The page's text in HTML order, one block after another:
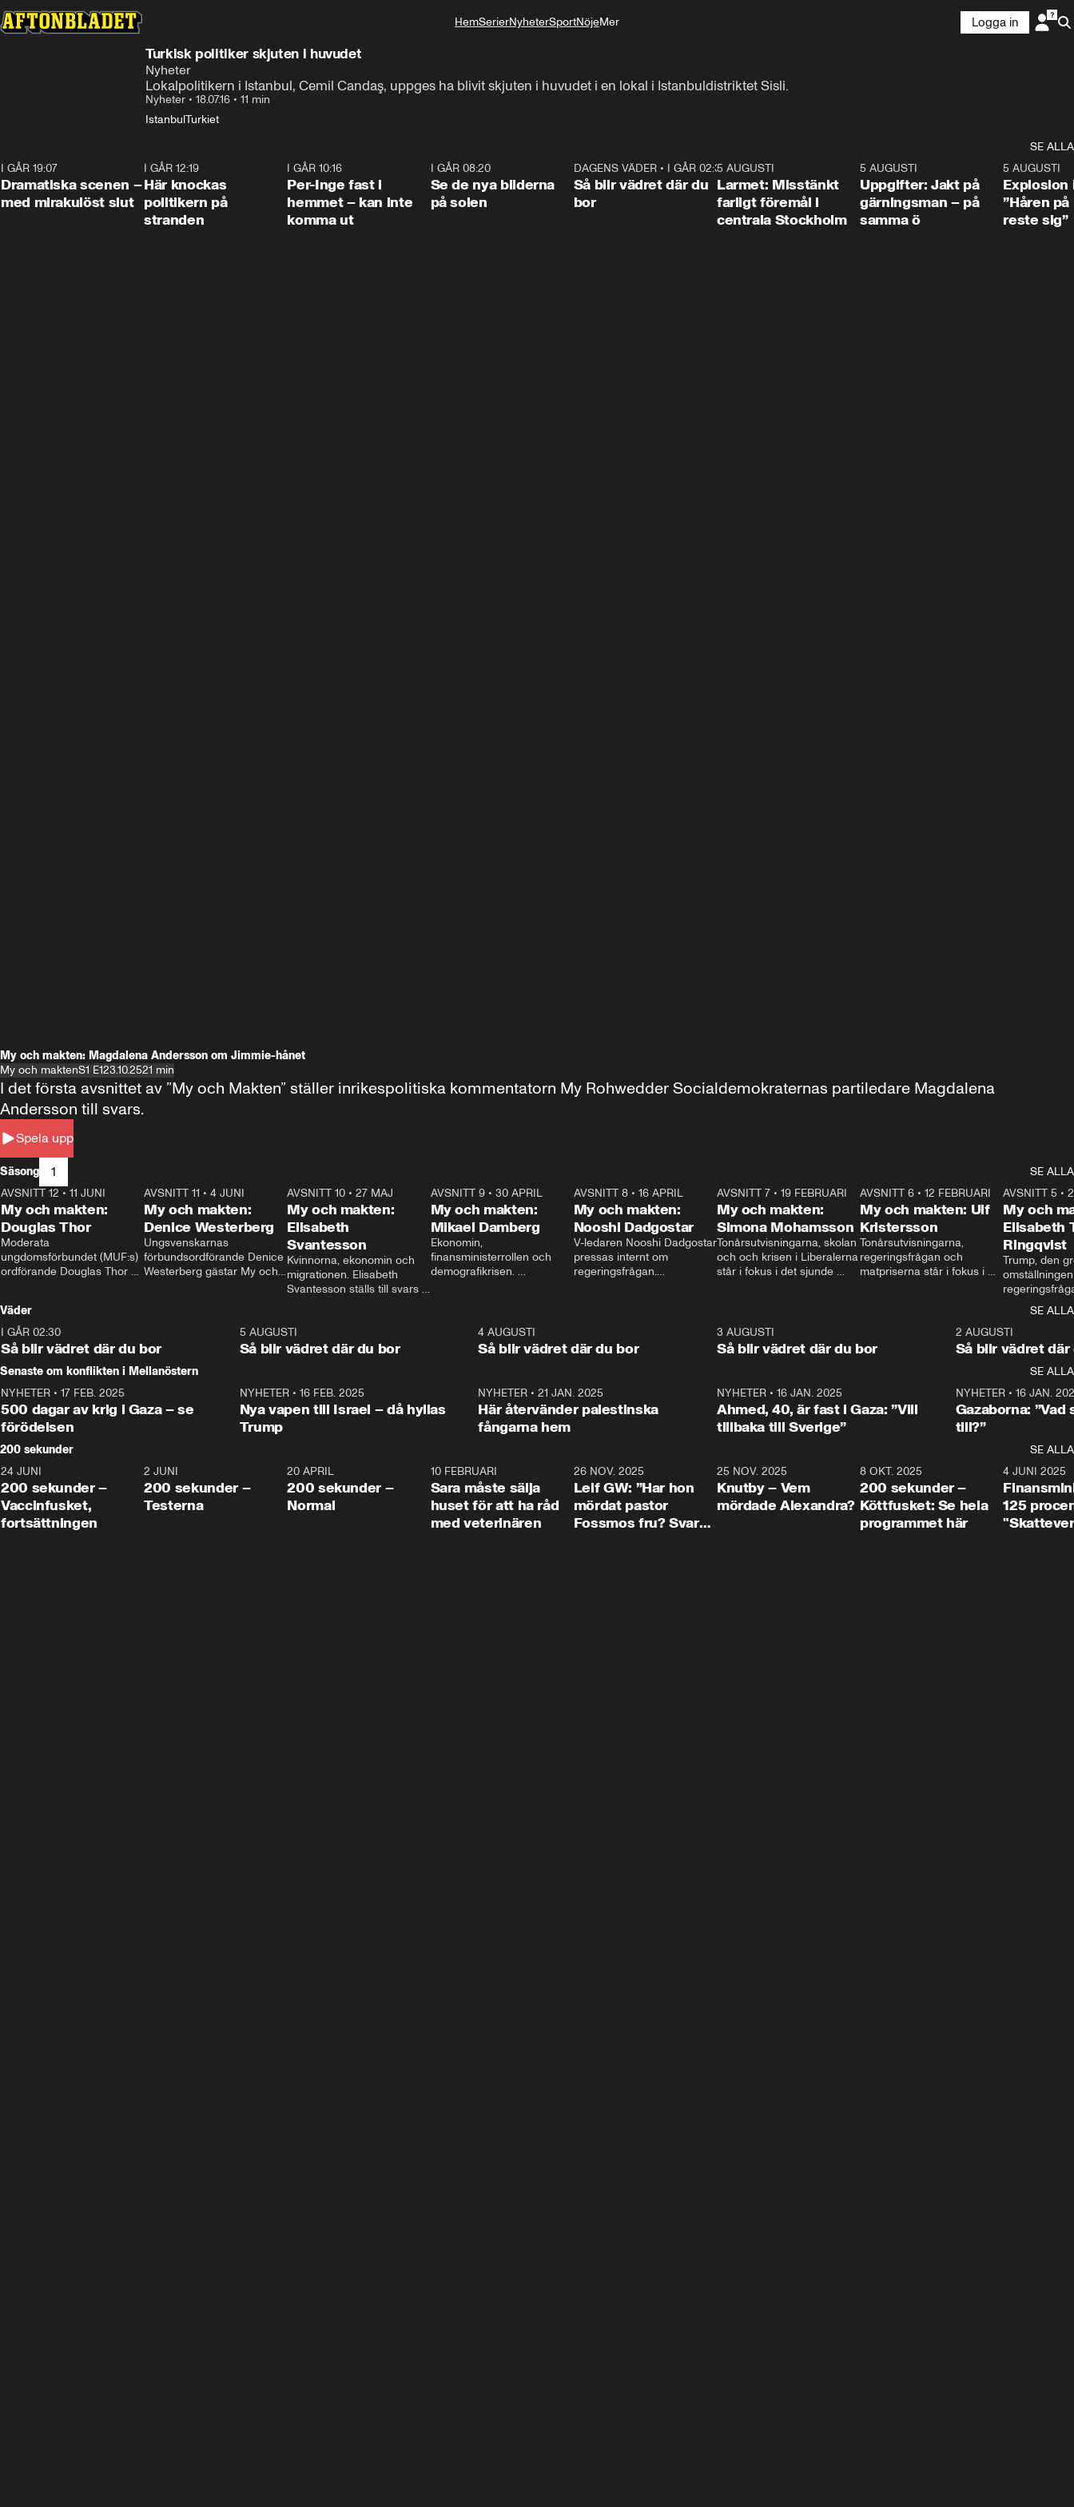
HemSerierNyheterSportNöjeMer
Logga in
Turkisk politiker skjuten i huvudet
Nyheter
Lokalpolitikern i Istanbul, Cemil Candaş, uppges ha blivit skjuten i huvudet i en lokal i Istanbuldistriktet Sisli.
Nyheter • 18.07.16 • 11 min
IstanbulTurkiet
SE ALLA
I GÅR 19:07
Dramatiska scenen –
med mirakulöst slut
I GÅR 12:19
Här knockas
politikern på
stranden
I GÅR 10:16
Per-Inge fast i
hemmet – kan inte
komma ut
I GÅR 08:20
Se de nya bilderna
på solen
1:06
DAGENS VÄDER• I GÅR 02:30
Så blir vädret där du
bor
0:35
5 AUGUSTI
Larmet: Misstänkt
farligt föremål i
centrala Stockholm
0:33
5 AUGUSTI
Uppgifter: Jakt på
gärningsman – på
samma ö
5 AUGUSTI
Explosion
”Håren
reste sig”
My och makten: Magdalena Andersson om Jimmie-hånet
My och maktenS1 E123.10.2521 min
Spela upp
I det första avsnittet av ”My och Makten” ställer inrikespolitiska kommentatorn My Rohwedder Socialdemokraternas partiledare Magdalena
Andersson till svars.
Säsong 1
SE ALLA
26:27
AVSNITT 12 • 11 JUNI
My och makten:
Douglas Thor
Moderata
ungdomsförbundet (MUF:s)
ordförande Douglas Thor
tonårsutvisningarna och hur
Moderaterna ska locka
väljare till valet i höst.
23:40
AVSNITT 11 •4 JUNI
My och makten:
Denice Westerberg
Ungsvenskarnas
förbundsordförande Denice
Westerberg gästar My och
AVSNITT 10 •27 MAJ
My och makten:
Elisabeth
Svantesson
Kvinnorna, ekonomin och
migrationen. Elisabeth
Svantesson ställs till svars
AVSNITT 9• 30 APRIL
My och makten:
Mikael Damberg
Ekonomin,
finansministerrollen och
demografikrisen.
och Makten.
AVSNITT 8• 16 APRIL
My och makten:
Nooshi Dadgostar
V-ledaren Nooshi Dadgostar
pressas internt om
regeringsfrågan.
– Vi ställer upp i val. Ska vi
vara med så sitter vi förstås
24:30
AVSNITT 7• 19 FEBRUARI
My och makten:
Simona Mohamsson
Tonårsutvisningarna, skolan
och och krisen i Liberalerna
står i fokus i det sjunde
kommentator My
Rohwedder ställer
utbildnings- och
Mohamsson till svars.
27:30
AVSNITT 6 •12 FEBRUARI
My och makten: Ulf
Kristersson
Tonårsutvisningarna,
regeringsfrågan och
matpriserna står i fokus i
Rohwedder ställer
statsminister Ulf Kristersson
AVSNITT 5 •
My och
Elisabeth
Ringqvist
Trump, den
centrum i
avsnittet av
Makten”. Se
Aftonbladets
Rohwedder
Thand Ring
Väder
SE ALLA
I GÅR 02:30
Så blir vädret där du bor
1:06
5 AUGUSTI
Så blir vädret där du bor
4 AUGUSTI
Så blir vädret där du bor
3 AUGUSTI
Så blir vädret där du bor
2 AUGUSTI
Så blir vädret där
Senaste om konflikten i Mellanöstern
SE ALLA
NYHETER • 17 FEB. 2025
500 dagar av krig i Gaza – se
förödelsen
NYHETER• 16 FEB. 2025
Nya vapen till Israel – då hyllas
Trump
NYHETER •21 JAN. 2025
Här återvänder palestinska
fångarna hem
NYHETER• 16 JAN. 2025
Ahmed, 40, är fast i Gaza: ”Vill
tillbaka till Sverige”
NYHETER• 16 JAN.
Gazaborna:
till?”
200 sekunder
SE ALLA
5:00
24 JUNI
200 sekunder –
Vaccinfusket,
fortsättningen
4:23
2 JUNI
200 sekunder –
Testerna
20 APRIL
200 sekunder –
Normal
10 FEBRUARI
Sara måste sälja
huset för att ha råd
med veterinären
26 NOV. 2025
Leif GW: ”Har hon
mördat pastor
Fossmos fru? Svar
31:05
25 NOV. 2025
Knutby – Vem
mördade Alexandra?
4:29
8 OKT. 2025
200 sekunder –
Köttfusket: Se hela
programmet här
4 JUNI 2025
125